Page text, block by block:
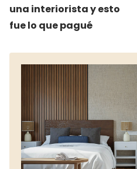
una interiorista y esto
fue lo que pagué